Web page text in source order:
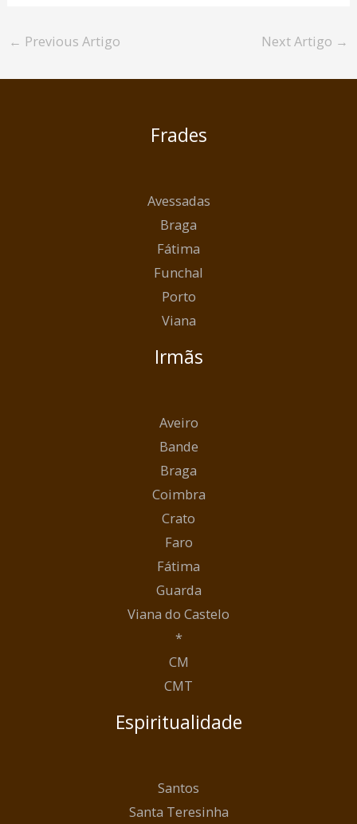
← Previous Artigo Next Artigo →
Frades
Avessadas
Braga
Fátima
Funchal
Porto
Viana
Irmãs
Aveiro
Bande
Braga
Coimbra
Crato
Faro
Fátima
Guarda
Viana do Castelo
*
CM
CMT
Espiritualidade
Santos
Santa Teresinha